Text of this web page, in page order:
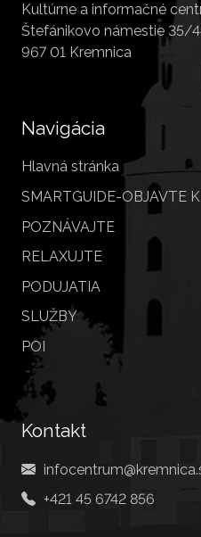
Kultúrne a informačné
Štefánikovo námestie 35/
967 01 Kremnica
Navigácia
Hlavná stránka
SMARTGUIDE-OBJAVTE
POZNÁVAJTE
RELAXUJTE
PODUJATIA
SLUŽBY
POI
Kontakt
+421 45 6742 856